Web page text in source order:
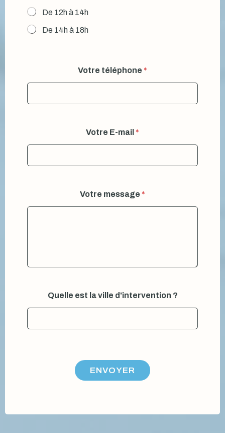
De 12h à 14h
De 14h à 18h
Votre téléphone *
Votre E-mail *
s
t
Votre message *
Quelle est la ville d'intervention ?
ENVOYER